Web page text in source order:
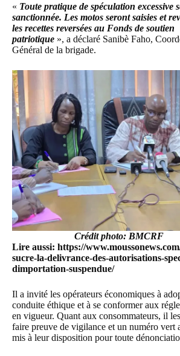
« Toute pratique de spéculation excessive
sanctionnée. Les motos seront saisies et
les recettes reversées au Fonds de soutien
patriotique », a déclaré Sanibè Faho,
Général de la brigade.
Crédit photo: BMCRF
Lire aussi: https://
sucre-la-delivrance-des-autorisations-
dimportation-suspendue/
Il a invité les opérateurs économiques à
conduite éthique et à se conformer aux
en vigueur. Quant aux consommateurs, il
faire preuve de vigilance et un numéro vert
mis à leur disposition pour toute